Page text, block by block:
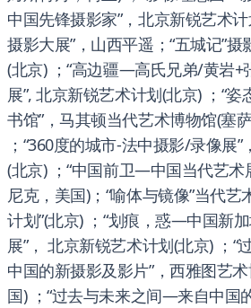
中国先锋摄影家”，北京新锐艺术
摄影大展”，山西平遥；“五城记”
(北京) ；“高边疆—高氏兄弟/黄岩+
展”, 北京新锐艺术计划(北京) ；“
书馆”，马其顿当代艺术博物馆(塞
；“360度的城市-法中摄影/录像展
(北京) ；“中国前卫—中国当代艺术
尼克，美国)；“喻体与镜像”当代艺
计划”(北京) ；“划痕，惑—中国新
展”， 北京新锐艺术计划(北京) ；“
中国的新摄影及影片”，西雅图艺
国) ；“过去与未来之间—来自中国